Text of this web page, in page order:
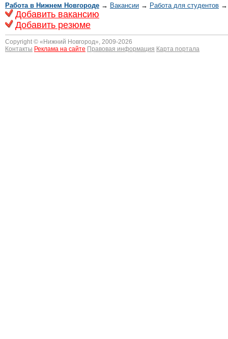
Работа в Нижнем Новгороде → Вакансии → Работа для студентов →
Добавить вакансию
Добавить резюме
Copyright © « Нижний Новгород», 2009-2026
Контакты Реклама на сайте Правовая информация Карта портала